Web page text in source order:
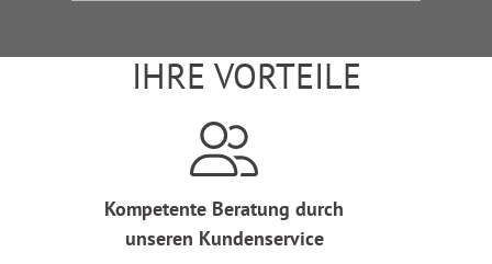
IHRE VORTEILE
Kompetente Beratung durch
unseren Kundenservice